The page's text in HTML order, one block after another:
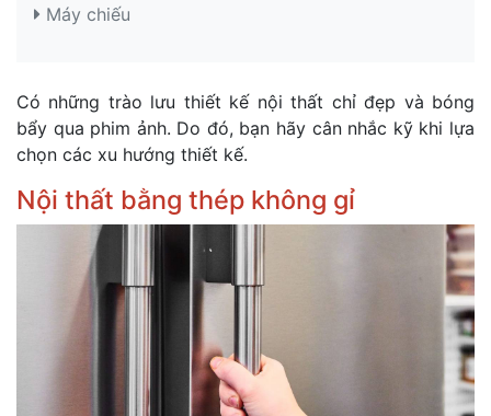
Máy chiếu
Có những trào lưu thiết kế nội thất chỉ đẹp và bóng
bẩy qua phim ảnh. Do đó, bạn hãy cân nhắc kỹ khi lựa
chọn các xu hướng thiết kế.
Nội thất bằng thép không gỉ